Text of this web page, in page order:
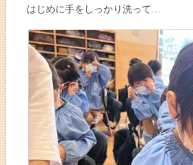
はじめに手をしっかり洗って…